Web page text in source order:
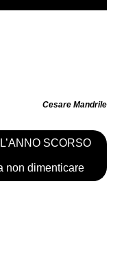
Cesare Mandrile
SCORSO
non dimenticare